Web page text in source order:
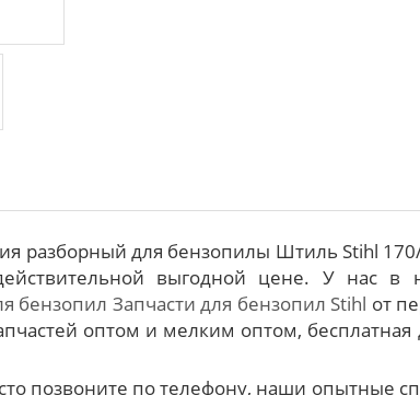
разборный для бензопилы Штиль Stihl
выгодной цене. У нас в
бензопил Запчасти для бензопил Stihl от
оптом и мелким оптом, бесплатная
позвоните по телефону, наши опытные